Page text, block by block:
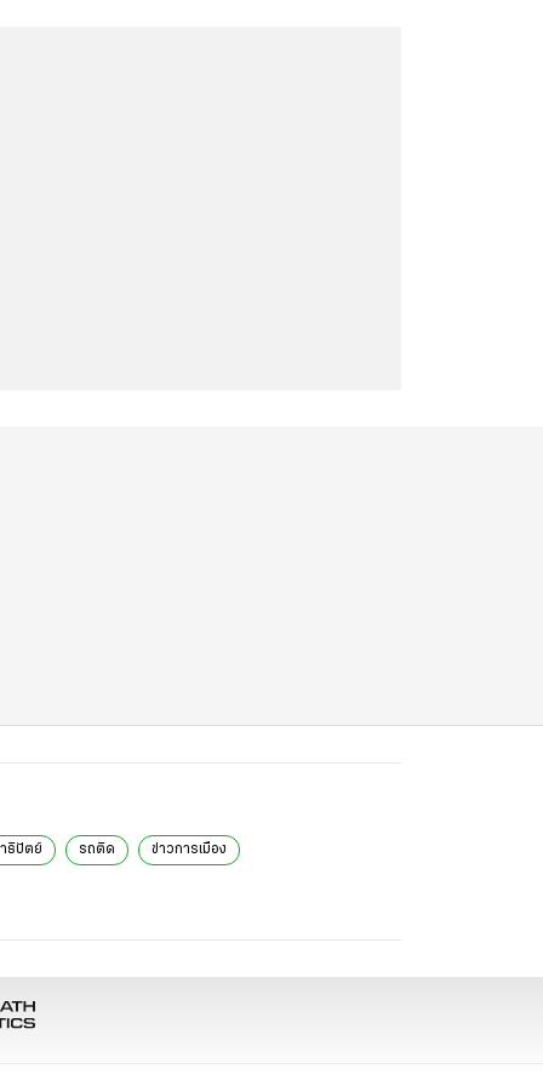
ธิปัตย์ รถติด ข่าวการเมือง